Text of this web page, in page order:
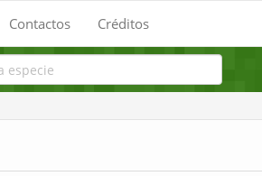
Contactos Créditos